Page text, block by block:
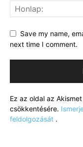
Save my name,
next time I comment.
Ez az oldal az
csökkentésére.
feldolgozását .